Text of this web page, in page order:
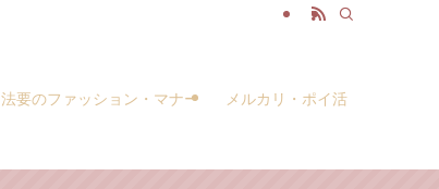
法要のファッション・マナー メルカリ・ポイ活